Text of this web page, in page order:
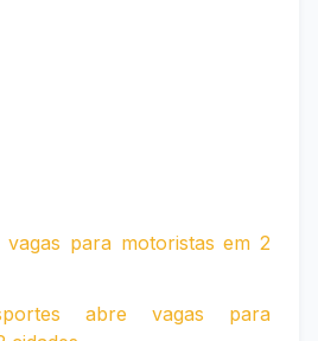
para motoristas em 2
abre vagas para